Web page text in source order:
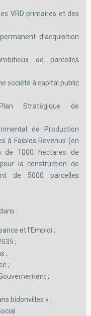
VRD primaires et des
d’acquisition
de parcelles
société à capital public
Stratégique de
de Production
à Faibles Revenus (en
de 1000 hectares de
la construction de
de 5000 parcelles
:
et l’Emploi ;
;
;
;
;
bidonvilles » ;